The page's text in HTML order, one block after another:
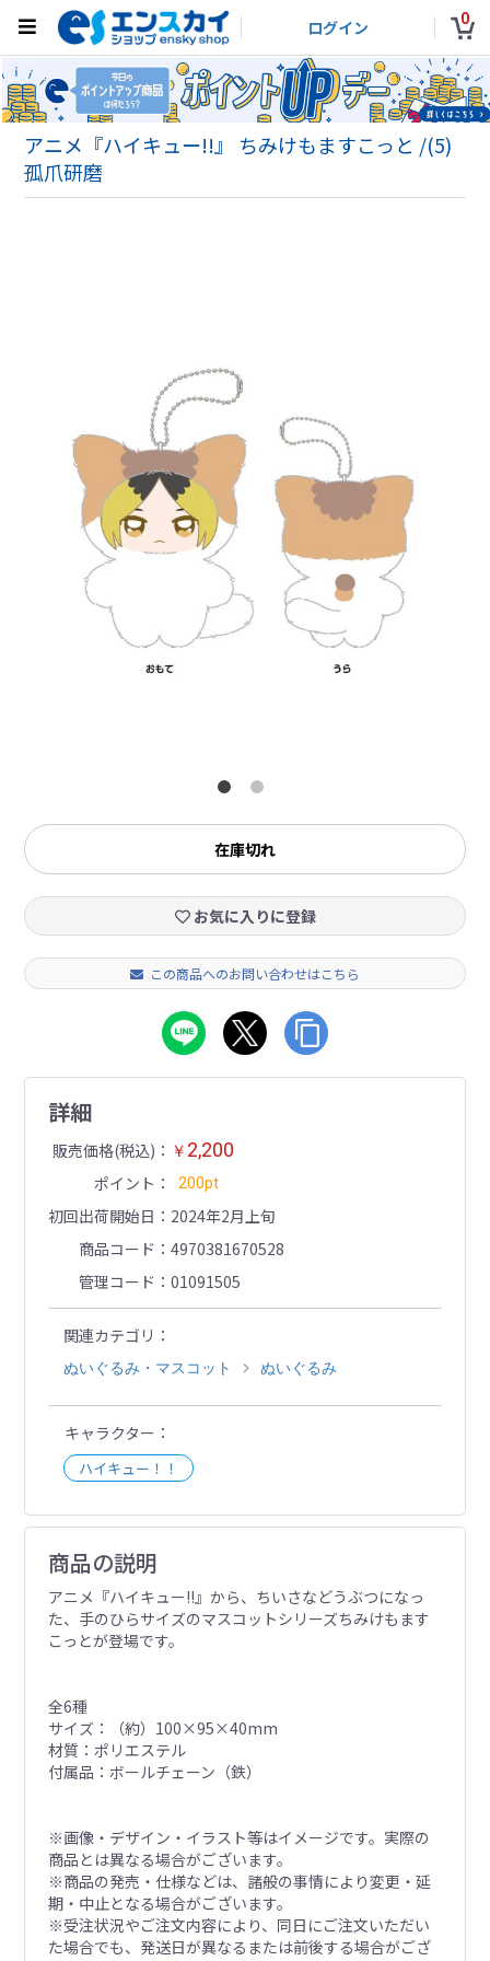
ログイン 0
アニメ『ハイキュー!!』 ちみけもますこっと /(5)
孤爪研磨
在庫切れ
お気に入りに登録
この商品へのお問い合わせはこちら
詳細
販売価格(税込) ￥ 2,200
ポイント 200pt
初回出荷開始日
2024年2月上旬
商品コード
4970381670528
管理コード
01091505
関連カテゴリ
ぬいぐるみ・マスコット ぬいぐるみ
キャラクター
ハイキュー！！
商品の説明
アニメ『ハイキュー!!』から、ちいさなどうぶつになっ
た、手のひらサイズのマスコットシリーズちみけもます
こっとが登場です。
全6種
サイズ：（約）100×95×40mm
材質：ポリエステル
付属品：ボールチェーン（鉄）
※画像・デザイン・イラスト等はイメージです。実際の
商品とは異なる場合がございます。
※商品の発売・仕様などは、諸般の事情により変更・延
期・中止となる場合がございます。
※受注状況やご注文内容により、同日にご注文いただい
た場合でも、発送日が異なるまたは前後する場合がござ